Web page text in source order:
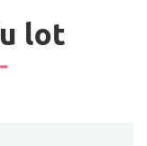
lot